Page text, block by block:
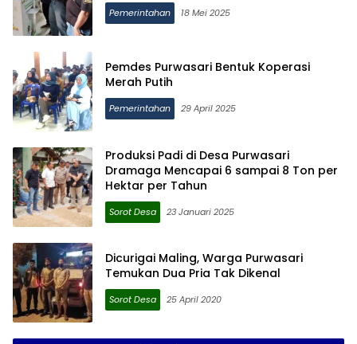
Pemerintahan 18 Mei 2025
Pemdes Purwasari Bentuk Koperasi
Merah Putih
Pemerintahan 29 April 2025
Produksi Padi di Desa Purwasari
Dramaga Mencapai 6 sampai 8 Ton per
Hektar per Tahun
Sorot Desa 23 Januari 2025
Dicurigai Maling, Warga Purwasari
Temukan Dua Pria Tak Dikenal
Sorot Desa 25 April 2020